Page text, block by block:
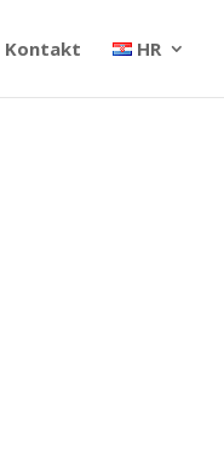
Kontakt HR